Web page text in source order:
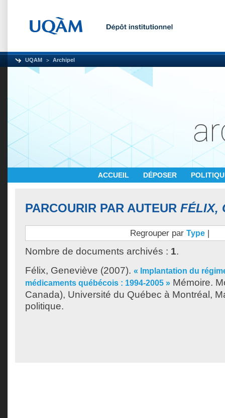
UQAM Archipel
ACCUEIL DÉPOSER
PARCOURIR PAR AUTEUR FÉLIX,
Regrouper par Type |
Nombre de documents archivés : 1.
Félix, Geneviève (2007). « Implantation du
médicaments québécois : 1994-2005 » Mémoire.
Canada), Université du Québec à Montréal,
politique.